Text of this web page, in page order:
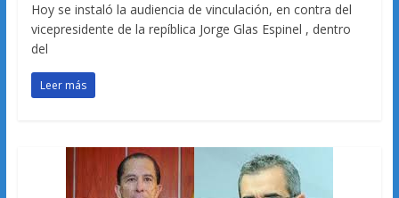
Hoy se instaló la audiencia de vinculación, en contra del
vicepresidente de la repíblica Jorge Glas Espinel , dentro
del
Leer más